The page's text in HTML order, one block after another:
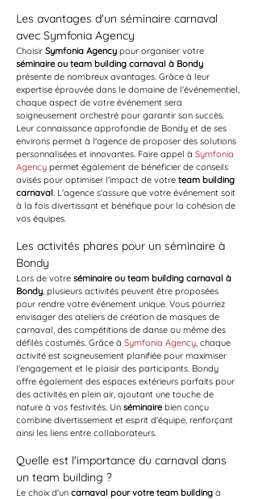
Les avantages d'un séminaire carnaval
avec Symfonia Agency
Choisir Symfonia Agency pour organiser votre
séminaire ou team building carnaval à Bondy
présente de nombreux avantages. Grâce à leur
expertise éprouvée dans le domaine de l'événementiel,
chaque aspect de votre événement sera
soigneusement orchestré pour garantir son succès.
Leur connaissance approfondie de Bondy et de ses
environs permet à l'agence de proposer des solutions
personnalisées et innovantes. Faire appel à Symfonia
Agency permet également de bénéficier de conseils
avisés pour optimiser l'impact de votre team building
carnaval. L'agence s'assure que votre événement soit
à la fois divertissant et bénéfique pour la cohésion de
vos équipes.
Les activités phares pour un séminaire à
Bondy
Lors de votre séminaire ou team building carnaval à
Bondy, plusieurs activités peuvent être proposées
pour rendre votre événement unique. Vous pourriez
envisager des ateliers de création de masques de
carnaval, des compétitions de danse ou même des
défilés costumés. Grâce à Symfonia Agency, chaque
activité est soigneusement planifiée pour maximiser
l'engagement et le plaisir des participants. Bondy
offre également des espaces extérieurs parfaits pour
des activités en plein air, ajoutant une touche de
nature à vos festivités. Un séminaire bien conçu
combine divertissement et esprit d'équipe, renforçant
ainsi les liens entre collaborateurs.
Quelle est l'importance du carnaval dans
un team building ?
Le choix d'un carnaval pour votre team building à